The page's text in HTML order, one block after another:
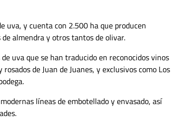
uva, y cuenta con 2.500 ha que producen
almendra y otros tantos de olivar.
uva que se han traducido en reconocidos vinos
de Juan de Juanes, y exclusivos como Los
líneas de embotellado y envasado, así